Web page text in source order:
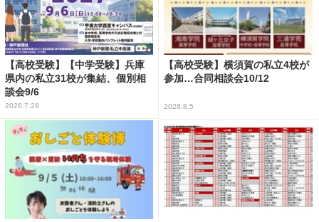
【高校受験】【中学受験】兵庫
県内の私立31校が集結、個別相
談会9/6
2026.7.28
【高校受験】横須賀の私立4校が
参加…合同相談会10/12
2026.8.5